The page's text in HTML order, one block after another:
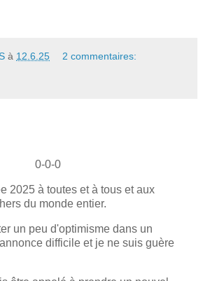
à 12.6.25 2 commentaires:
0-0-0
2025 à toutes et à tous et aux
du monde entier.
un peu d'optimisme dans un
difficile et je ne suis guère